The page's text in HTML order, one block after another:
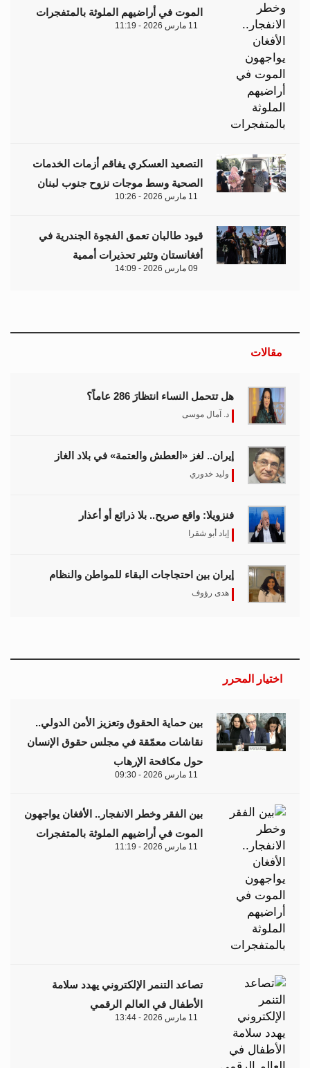
الموت في أراضيهم الملوثة بالمتفجرات
11 مارس 2026 - 11:19
التصعيد العسكري يفاقم أزمات الخدمات
الصحية وسط موجات نزوح جنوب لبنان
11 مارس 2026 - 10:26
قيود طالبان تعمق الفجوة الجندرية في
أفغانستان وتثير تحذيرات أممية
09 مارس 2026 - 14:09
مقالات
هل تتحمل النساء انتظارَ 286 عاماً؟
د. آمال موسى
إيران.. لغز «العطش والعتمة» في بلاد الغاز
وليد خدوري
فنزويلا: واقع صريح.. بلا ذرائع أو أعذار
إياد أبو شقرا
إيران بين احتجاجات البقاء للمواطن والنظام
هدى رؤوف
اختيار المحرر
بين حماية الحقوق وتعزيز الأمن الدولي..
نقاشات معمّقة في مجلس حقوق الإنسان
حول مكافحة الإرهاب
11 مارس 2026 - 09:30
بين الفقر وخطر الانفجار.. الأفغان يواجهون
الموت في أراضيهم الملوثة بالمتفجرات
11 مارس 2026 - 11:19
تصاعد التنمر الإلكتروني يهدد سلامة
الأطفال في العالم الرقمي
11 مارس 2026 - 13:44